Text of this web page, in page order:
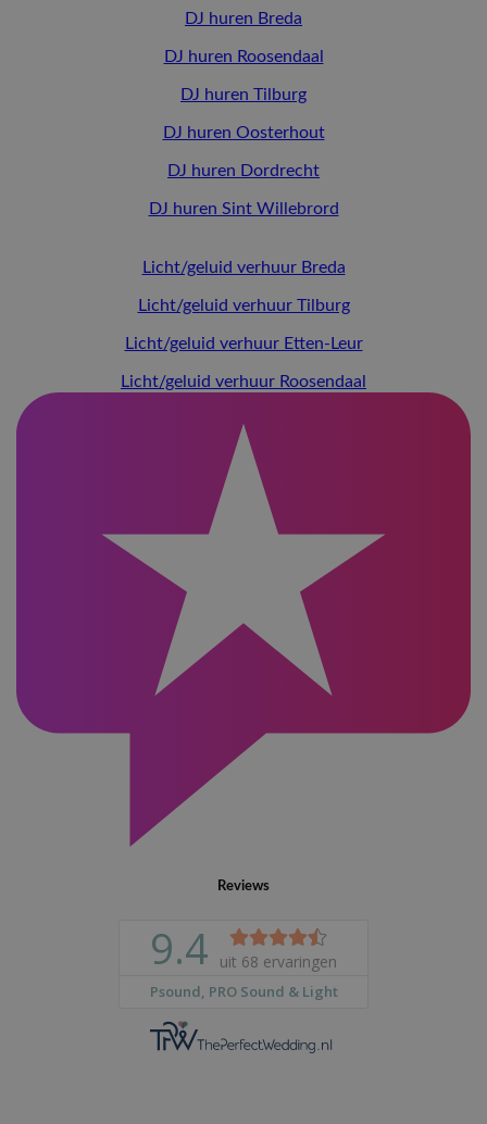
DJ huren Breda
DJ huren Roosendaal
DJ huren Tilburg
DJ huren Oosterhout
DJ huren Dordrecht
DJ huren Sint Willebrord
Licht/geluid verhuur Breda
Licht/geluid verhuur Tilburg
Licht/geluid verhuur Etten-Leur
Licht/geluid verhuur Roosendaal
Reviews